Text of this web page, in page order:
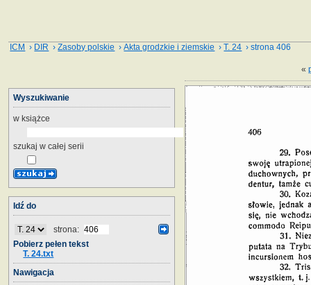
ICM › DIR ›Zasoby polskie ›Akta grodzkie i ziemskie ›T. 24 › strona 406
«
Wyszukiwanie
w książce
szukaj w całej serii
Idź do
strona:
Pobierz pełen tekst
T. 24.txt
Nawigacja